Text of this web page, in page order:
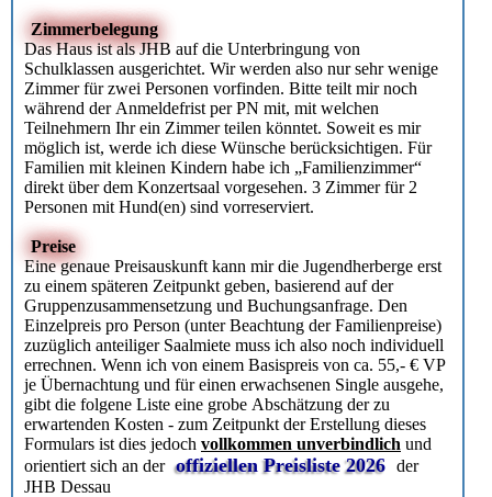
Zimmerbelegung
Das Haus ist als JHB auf die Unterbringung von
Schulklassen ausgerichtet. Wir werden also nur sehr wenige
Zimmer für zwei Personen vorfinden. Bitte teilt mir noch
während der Anmeldefrist per PN mit, mit welchen
Teilnehmern Ihr ein Zimmer teilen könntet. Soweit es mir
möglich ist, werde ich diese Wünsche berücksichtigen. Für
Familien mit kleinen Kindern habe ich „Familienzimmer“
direkt über dem Konzertsaal vorgesehen. 3 Zimmer für 2
Personen mit Hund(en) sind vorreserviert.
Preise
Eine genaue Preisauskunft kann mir die Jugendherberge erst
zu einem späteren Zeitpunkt geben, basierend auf der
Gruppenzusammensetzung und Buchungsanfrage. Den
Einzelpreis pro Person (unter Beachtung der Familienpreise)
zuzüglich anteiliger Saalmiete muss ich also noch individuell
errechnen. Wenn ich von einem Basispreis von ca. 55,- € VP
je Übernachtung und für einen erwachsenen Single ausgehe,
gibt die folgene Liste eine grobe Abschätzung der zu
erwartenden Kosten - zum Zeitpunkt der Erstellung dieses
Formulars ist dies jedoch vollkommen unverbindlich und
orientiert sich an der offiziellen Preisliste 2026 der
JHB Dessau